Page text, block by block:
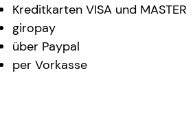
Kreditkarten VISA und MASTER
giropay
über Paypal
per Vorkasse